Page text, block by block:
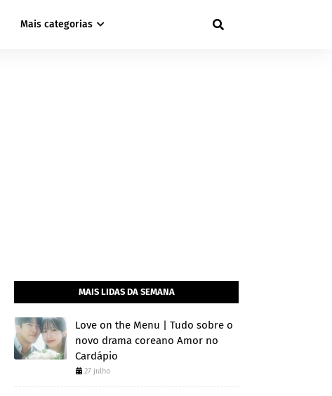
Mais categorias
MAIS LIDAS DA SEMANA
Love on the Menu | Tudo sobre o
novo drama coreano Amor no
Cardápio
27 julho